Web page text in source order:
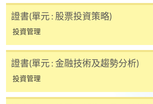
https://hkuspace.hku.hk/cht/cef/
procedures
已被列入持續進修基金可發還款項的課
本課程若干單元已加入持續進修基金可
內
投資管理證書
本課程在資歴架構下獲得認可 (資歴架
證書(單元 : 股票投資策略)
投資管理
證書(單元 : 金融技術及趨勢分析)
投資管理